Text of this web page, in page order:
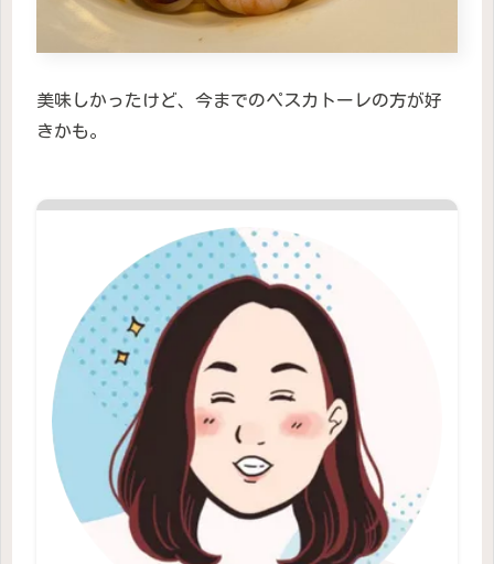
美味しかったけど、今までのペスカトーレの方が好
きかも。